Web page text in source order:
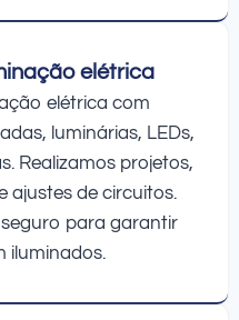
elétrica
elétrica com
luminárias, LEDs,
Realizamos projetos,
ajustes de circuitos.
para garantir
iluminados.